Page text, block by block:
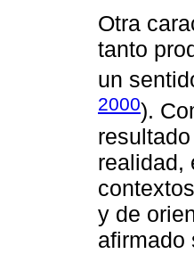
Otra
tanto
un
2000).
realidad,
y de
afirmado